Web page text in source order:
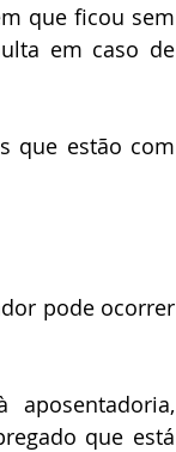
que ficou sem
em caso de
que estão com
pode ocorrer
que está